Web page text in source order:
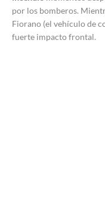
por los bomberos.
Fiorano (el vehículo de
fuerte impacto frontal.